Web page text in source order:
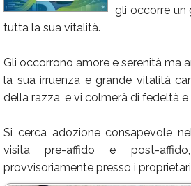
Calendario
gli occorre un
tutta la sua vitalità.
Gli occorrono amore e serenità ma
la sua irruenza e grande vitalità
della razza, e vi colmerà di fedeltà e
Si cerca adozione consapevole
visita pre-affido e post-
provvisoriamente presso i